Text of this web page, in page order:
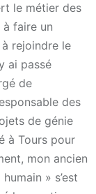
le métier des
à faire un
rejoindre le
ai passé
de
des
de génie
à Tours pour
mon ancien
» s’est